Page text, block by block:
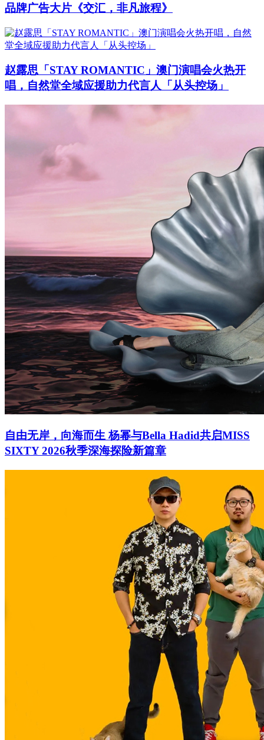
品牌广告大片《交汇，非凡旅程》
赵露思「STAY ROMANTIC」澳门演唱会火热开
唱，自然堂全域应援助力代言人「从头控场」
自由无岸，向海而生 杨幂与Bella Hadid共启MISS
SIXTY 2026秋季深海探险新篇章